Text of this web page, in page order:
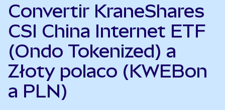
Convertir KraneShares
CSI China Internet ETF
(Ondo Tokenized) a
Złoty polaco (KWEBon
a PLN)